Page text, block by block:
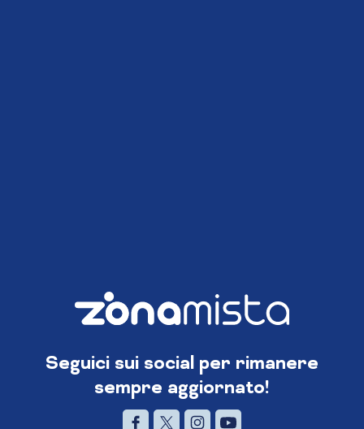
Seguici sui social per rimanere
sempre aggiornato!